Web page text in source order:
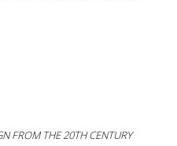
FROM THE 20TH CENTURY